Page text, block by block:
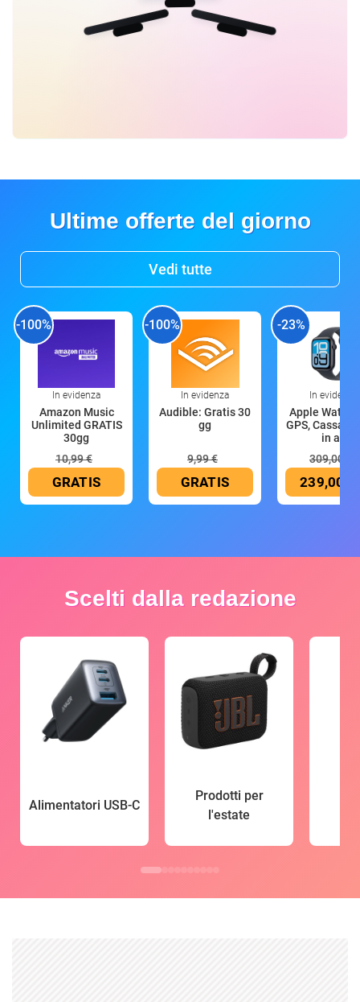
Ultime offerte del giorno
Vedi tutte
-100%
In evidenza
Amazon Music
Unlimited GRATIS
30gg
10,99 €
GRATIS
-100%
In evidenza
Audible: Gratis 30
gg
9,99 €
GRATIS
-23%
In evidenza
Apple Watch
GPS, Cassa
in all
309,00 €
239,00 €
Scelti dalla redazione
Alimentatori USB-C
Prodotti per
l'estate